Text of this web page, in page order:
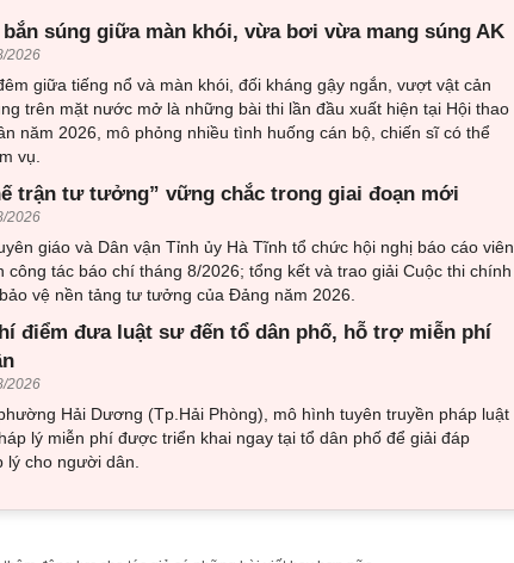
bắn súng giữa màn khói, vừa bơi vừa mang súng AK
2026
giữa tiếng nổ và màn khói, đối kháng gậy ngắn, vượt vật cản
trên mặt nước mở là những bài thi lần đầu xuất hiện tại Hội thao
năm 2026, mô phỏng nhiều tình huống cán bộ, chiến sĩ có thể
vụ.
trận tư tưởng” vững chắc trong giai đoạn mới
2026
giáo và Dân vận Tỉnh ủy Hà Tĩnh tổ chức hội nghị báo cáo viên
công tác báo chí tháng 8/2026; tổng kết và trao giải Cuộc thi chính
vệ nền tảng tư tưởng của Đảng năm 2026.
điểm đưa luật sư đến tổ dân phố, hỗ trợ miễn phí
2026
Hải Dương (Tp.Hải Phòng), mô hình tuyên truyền pháp luật
lý miễn phí được triển khai ngay tại tổ dân phố để giải đáp
lý cho người dân.